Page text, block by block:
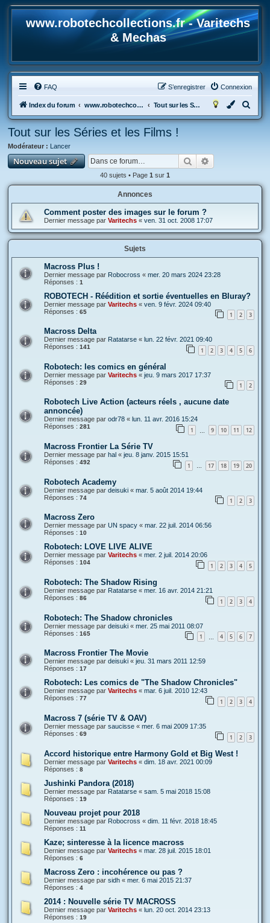
www.robotechcollections.fr - Varitechs
& Mechas
FAQ Connexion
S’enregistrer
Index du forum www.robotechcollections.fr - Robotech & Macross Toys French Forum !!! Tout sur les Séries et les Films !
e
h
r
Tout sur les Séries et les Films !
Modérateur : Lancer
Nouveau sujet Rechercher
40 sujets • Page 1 sur 1
Annonces
Comment poster des images sur le forum ?
Dernier message par Varitechs « ven. 31 oct. 2008 17:07
Sujets
Macross Plus !
Dernier message par Robocross « mer. 20 mars 2024 23:28
Réponses : 1
ROBOTECH - Réédition et sortie éventuelles en Bluray?
Dernier message par Varitechs « ven. 9 févr. 2024 09:40
Réponses : 65 1 2 3
Macross Delta
Dernier message par Ratatarse « lun. 22 févr. 2021 09:40
Réponses : 141 1 2 3 4 5 6
Robotech: les comics en général
Dernier message par Varitechs « jeu. 9 mars 2017 17:37
Réponses : 29 1 2
Robotech Live Action (acteurs réels , aucune date
annoncée)
Dernier message par odr78 « lun. 11 avr. 2016 15:24
Réponses : 281 1 9 10 11 12
Macross Frontier La Série TV
Dernier message par hal « jeu. 8 janv. 2015 15:51
Réponses : 492 1 … 17 18 19 20
Robotech Academy
Dernier message par deisuki « mar. 5 août 2014 19:44
Réponses : 74 1 2 3
Macross Zero
Dernier message par UN spacy « mar. 22 juil. 2014 06:56
Réponses : 10
Robotech: LOVE LIVE ALIVE
Dernier message par Varitechs « mer. 2 juil. 2014 20:06
Réponses : 104 1 2 3 4 5
Robotech: The Shadow Rising
Dernier message par Ratatarse « mer. 16 avr. 2014 21:21
Réponses : 86 1 2 3 4
Robotech: The Shadow chronicles
Dernier message par deisuki « mer. 25 mai 2011 08:07
Réponses : 165 1 4 5 6 7
Macross Frontier The Movie
Dernier message par deisuki « jeu. 31 mars 2011 12:59
Réponses : 17
Robotech: Les comics de "The Shadow Chronicles"
Dernier message par Varitechs « mar. 6 juil. 2010 12:43
Réponses : 77 1 2 3 4
Macross 7 (série TV & OAV)
Dernier message par saucisse « mer. 6 mai 2009 17:35
Réponses : 69 1 2 3
Accord historique entre Harmony Gold et Big West !
Dernier message par Varitechs « dim. 18 avr. 2021 00:09
Réponses : 8
Jushinki Pandora (2018)
Dernier message par Ratatarse « sam. 5 mai 2018 15:08
Réponses : 19
Nouveau projet pour 2018
Dernier message par Robocross « dim. 11 févr. 2018 18:45
Réponses : 11
Kaze; sinteresse à la licence macross
Dernier message par Varitechs « mar. 28 juil. 2015 18:01
Réponses : 6
Macross Zero : incohérence ou pas ?
Dernier message par sidh « mer. 6 mai 2015 21:37
Réponses : 4
2014 : Nouvelle série TV MACROSS
Dernier message par Varitechs « lun. 20 oct. 2014 23:13
Réponses : 19